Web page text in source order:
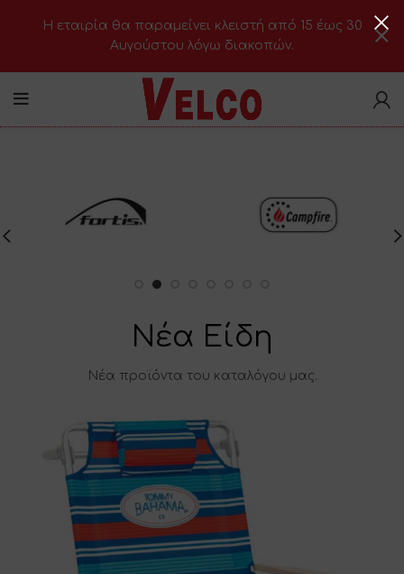
Νέα Είδη
Νέα προϊόντα του καταλόγου μας.
H εταιρία θα παραμείνει κλειστή από 15 έως 30
Αυγούστου λόγω διακοπών.